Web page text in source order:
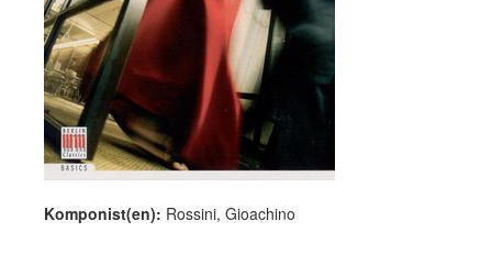
Komponist(en): Rossini, Gioachino